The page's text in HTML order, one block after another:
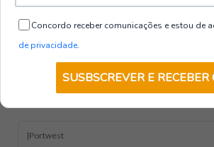
También te podría
|Portwest
Concordo receber comunicações e estou de
de privacidade.
SUSBSCREVER E RECEBER